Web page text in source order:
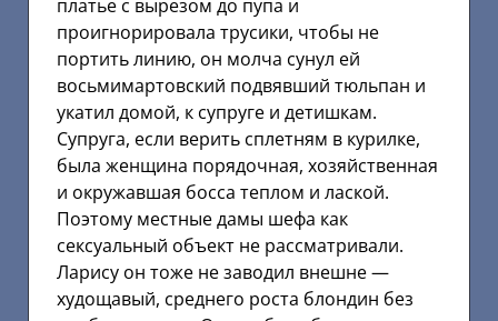
платье с вырезом до пупа и
проигнорировала трусики, чтобы не
портить линию, он молча сунул ей
восьмимартовский подвявший тюльпан и
укатил домой, к супруге и детишкам.
Супруга, если верить сплетням в курилке,
была женщина порядочная, хозяйственная
и окружавшая босса теплом и лаской.
Поэтому местные дамы шефа как
сексуальный объект не рассматривали.
Ларису он тоже не заводил внешне —
худощавый, среднего роста блондин без